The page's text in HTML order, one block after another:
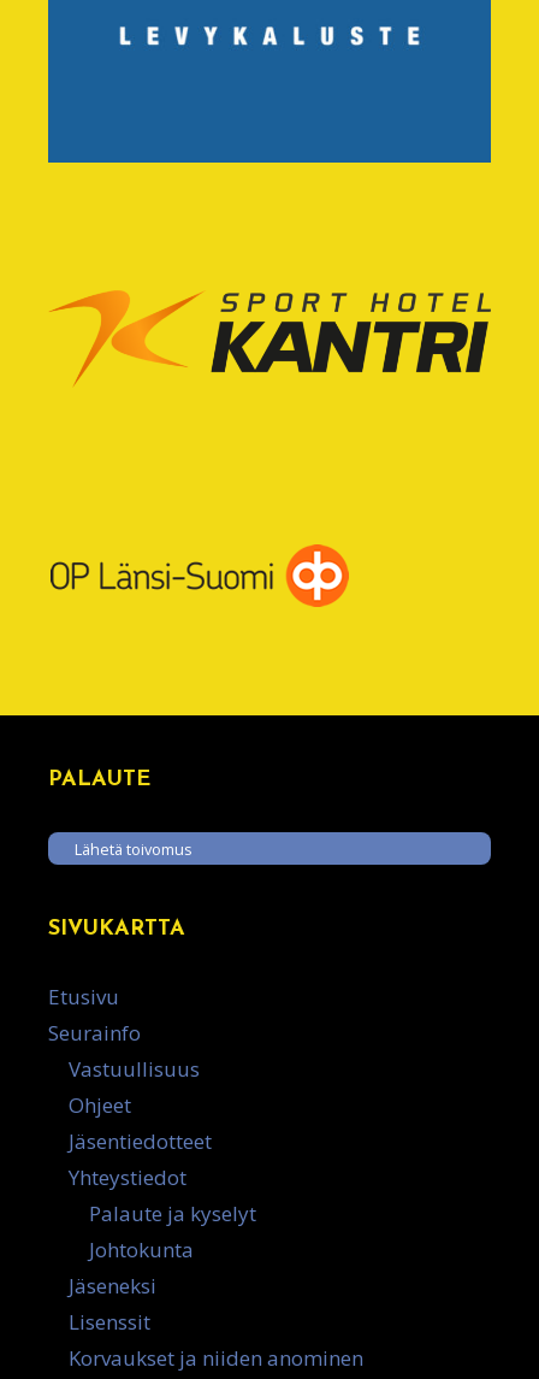
PALAUTE
Lähetä toivomus
SIVUKARTTA
Etusivu
Seurainfo
Vastuullisuus
Ohjeet
Jäsentiedotteet
Yhteystiedot
Palaute ja kyselyt
Johtokunta
Jäseneksi
Lisenssit
Korvaukset ja niiden anominen